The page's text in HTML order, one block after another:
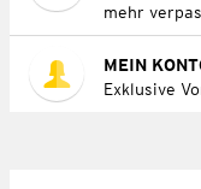
mehr
MEIN
Exklusive